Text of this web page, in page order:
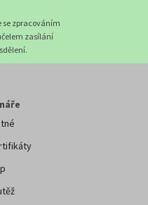
zpracováním
zasílání